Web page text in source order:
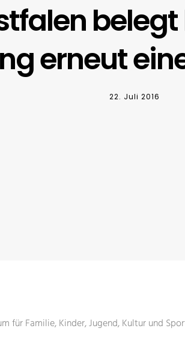
erneut
22. Juli 2016
für Familie, Kinder, Jugend, Kultur und